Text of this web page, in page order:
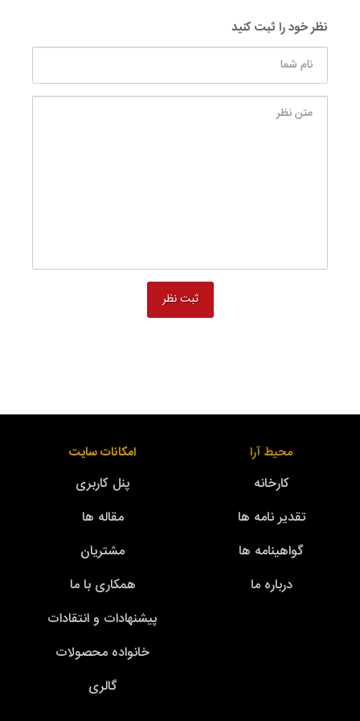
نظر خود را ثبت کنید
محیط آرا
کارخانه
تقدیر نامه ها
گواهینامه ها
درباره ما
امکانات سایت
پنل کاربری
مقاله ها
مشتریان
همکاری با ما
پیشنهادات و انتقادات
خانواده محصولات
گالری